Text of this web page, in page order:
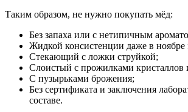
Таким образом, не нужно покупать мёд:
Без запаха или с нетипичным
Жидкой консистенции даже в ноябре
Стекающий с ложки струйкой;
Слоистый с прожилками кристаллов
С пузырьками брожения;
Без сертификата и заключения
составе.